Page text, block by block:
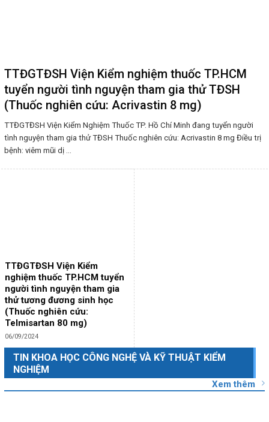
TTĐGTĐSH Viện Kiểm nghiệm thuốc TP.HCM
tuyển người tình nguyện tham gia thử TĐSH
(Thuốc nghiên cứu: Acrivastin 8 mg)
TTĐGTĐSH Viện Kiểm Nghiệm Thuốc TP. Hồ Chí Minh đang tuyển người
tình nguyện tham gia thử TĐSH Thuốc nghiên cứu: Acrivastin 8 mg Điều trị
bệnh: viêm mũi dị ...
TTĐGTĐSH Viện Kiểm
nghiệm thuốc TP.HCM tuyển
người tình nguyện tham gia
thử tương đương sinh học
(Thuốc nghiên cứu:
Telmisartan 80 mg)
06/09/2024
TIN KHOA HỌC CÔNG NGHỆ VÀ KỸ THUẬT KIỂM
NGHIỆM
Xem thêm